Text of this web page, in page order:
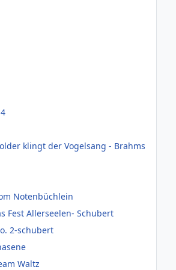
klingt der Vogelsang - Brahms
Notenbüchlein
Fest Allerseelen- Schubert
2-schubert
Waltz